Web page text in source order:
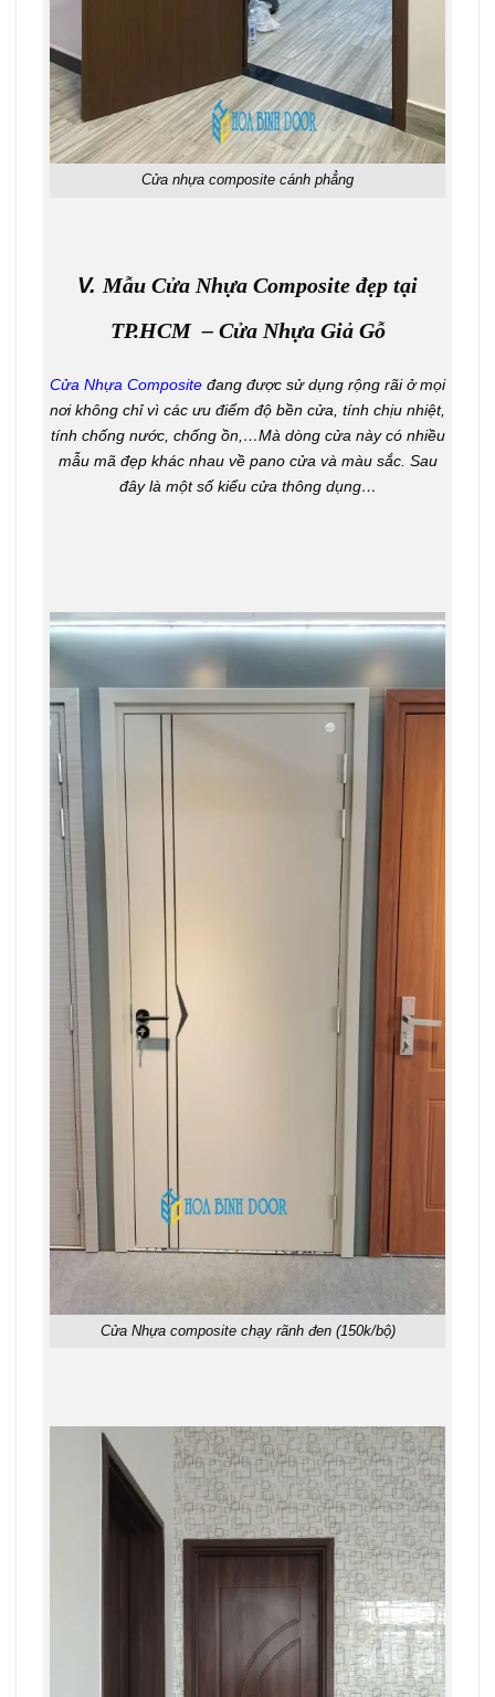
Cửa nhựa composite cánh phẳng
V. Mẫu Cửa Nhựa Composite đẹp tại
TP.HCM – Cửa Nhựa Giả Gỗ
Cửa Nhựa Composite đang được sử dụng rộng rãi ở mọi
nơi không chỉ vì các ưu điểm độ bền cửa, tính chịu nhiệt,
tính chống nước, chống ồn,…Mà dòng cửa này có nhiều
mẫu mã đẹp khác nhau về pano cửa và màu sắc. Sau
đây là một số kiểu cửa thông dụng…
Cửa Nhựa composite chạy rãnh đen (150k/bộ)